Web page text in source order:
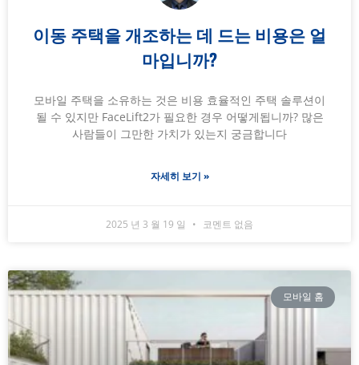
이동 주택을 개조하는 데 드는 비용은 얼
마입니까?
모바일 주택을 소유하는 것은 비용 효율적인 주택 솔루션이
될 수 있지만 FaceLift2가 필요한 경우 어떻게됩니까? 많은
사람들이 그만한 가치가 있는지 궁금합니다
자세히 보기 »
2025 년 3 월 19 일 코멘트 없음
모바일 홈